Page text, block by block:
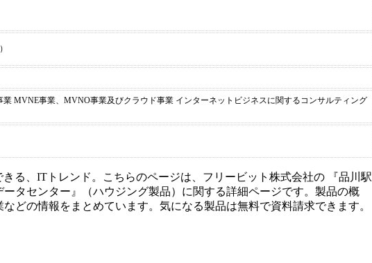
MVNE事業、MVNO事業及びクラウド事業 インターネットビジネスに関するコンサルティング
る、ITトレンド。こちらのページは、 フリービット株式会社の 『品川駅
ータセンター』（ハウジング製品）に関する詳細ページです。製品の概
どの情報をまとめています。気になる製品は無料で資料請求できます。